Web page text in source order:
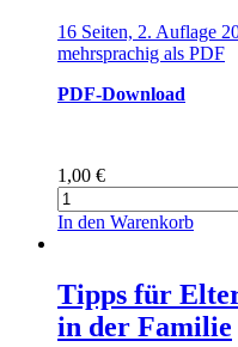
16 Seiten, 2. Auflage
mehrsprachig als PDF
PDF-Download
1,00 €
Smartphone-
Führerschein
Menge
In den Warenkorb
Tipps für
in der Familie